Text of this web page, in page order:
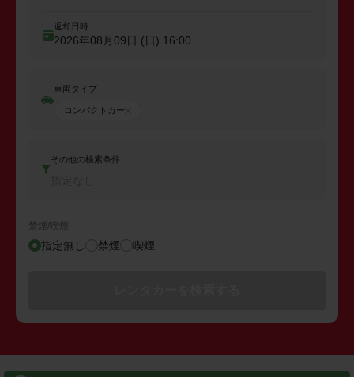
返却日時
2026年08月09日 (日) 16:00
車両タイプ
コンパクトカー
その他の検索条件
禁煙/喫煙
指定無し 禁煙 喫煙